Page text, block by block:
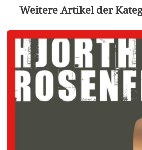
Weitere Artikel der